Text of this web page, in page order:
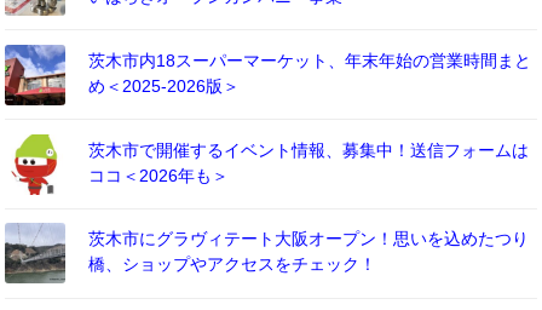
茨木市内18スーパーマーケット、年末年始の営業時間まと
め＜2025-2026版＞
茨木市で開催するイベント情報、募集中！送信フォームは
ココ＜2026年も＞
茨木市にグラヴィテート大阪オープン！思いを込めたつり
橋、ショップやアクセスをチェック！